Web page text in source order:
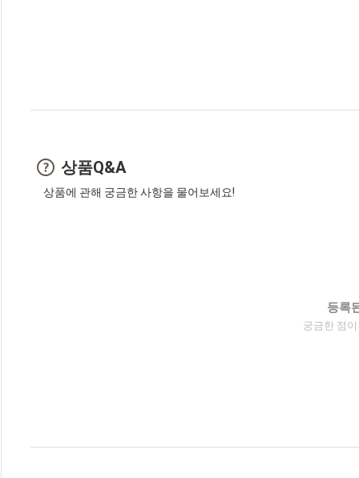
상품Q&A
상품에 관해 궁금한 사항을 물어보세요!
등록
궁금한 점